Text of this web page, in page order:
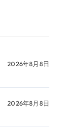
2026年8月8日
2026年8月8日